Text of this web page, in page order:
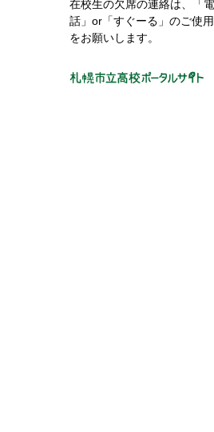
在校生の欠席の連絡は、「電
話」or「すぐーる」のご使用
をお願いします。